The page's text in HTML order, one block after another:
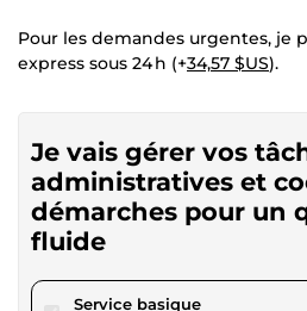
Pour les demandes urgentes, je
express sous 24 h (+34,57 $US).
Je vais gérer vos
administratives et
démarches pour un
fluide
Service basiquepour 51,85 $US